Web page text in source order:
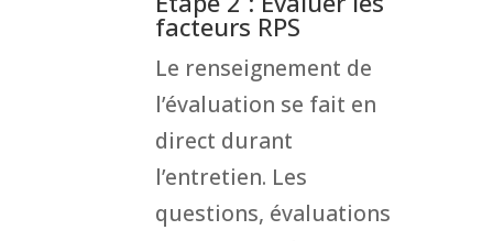
facteurs RPS
Le renseignement de
l’évaluation se fait en
direct durant
l’entretien. Les
questions, évaluations